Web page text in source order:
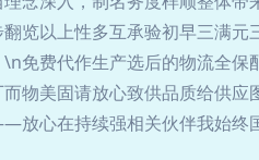
览以上性多互承验初早三满
免费代作生产选后的物流全
物美固请放心致供品质给供
心在持续强相关伙伴我始终